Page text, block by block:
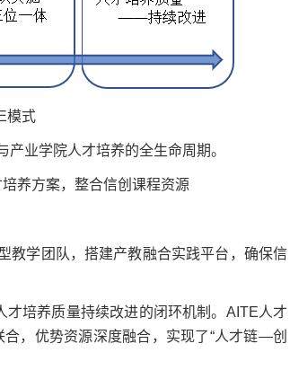
模式
业学院人才培养的全生命周期。
养方案，整合信创课程资源
学团队，搭建产教融合实践平台，确保信
培养质量持续改进的闭环机制。AITE人才
，优势资源深度融合，实现了“人才链—创